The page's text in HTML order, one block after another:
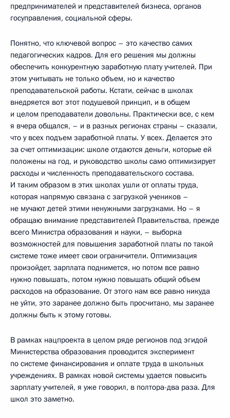
предпринимателей и представителей бизнеса, органов
госуправления, социальной сферы.
Понятно, что ключевой вопрос – это качество самих
педагогических кадров. Для его решения мы должны
обеспечить конкурентную заработную плату учителей. При
этом учитывать не только объем, но и качество
преподавательской работы. Кстати, сейчас в школах
внедряется вот этот подушевой принцип, и в общем
и целом преподаватели довольны. Практически все, с кем
я вчера общался, – и в разных регионах страны – сказали,
что у всех подъем заработной платы. У всех. Делается это
за счет оптимизации: школе отдаются деньги, которые ей
положены на год, и руководство школы само оптимизирует
расходы и численность преподавательского состава.
И таким образом в этих школах ушли от оплаты труда,
которая напрямую связана с загрузкой учеников –
не мучают детей этими ненужными загрузками. Но – я
обращаю внимание представителей Правительства, прежде
всего Министра образования и науки, – выборка
возможностей для повышения заработной платы по такой
системе тоже имеет свои ограничители. Оптимизация
произойдет, зарплата поднимется, но потом все равно
нужно повышать, потом нужно повышать общий объем
расходов на образование. От этого нам все равно никуда
не уйти, это заранее должно быть просчитано, мы заранее
должны быть к этому готовы.
В рамках нацпроекта в целом ряде регионов под эгидой
Министерства образования проводится эксперимент
по системе финансирования и оплате труда в школьных
учреждениях. В рамках новой системы удается повысить
зарплату учителей, я уже говорил, в полтора-два раза. Для
школ это заметно.